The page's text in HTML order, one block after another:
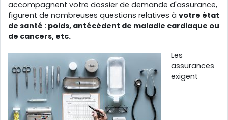
accompagnent votre dossier de demande d'assurance,
figurent de nombreuses questions relatives à votre état
de santé : poids, antécédent de maladie cardiaque ou
de cancers, etc.
Les
assurances
exigent